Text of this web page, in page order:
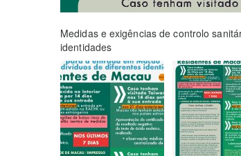
Medidas e exigências de controlo
identidades